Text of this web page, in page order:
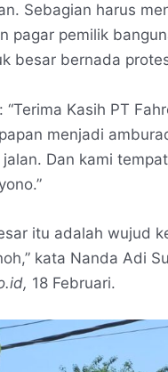
Sebagian harus
pagar pemilik
besar bernada
Kasih PT
menjadi
Dan kami
itu adalah wujud
kata Nanda Adi
18 Februari.